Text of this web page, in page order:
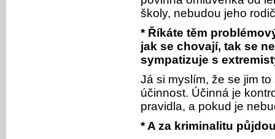
školy, nebudou jeho
* Říkáte těm
jak se chovají, tak se
sympatizuje s
Já si myslím, že se jim
účinnost. Účinná je
pravidla, a pokud je
* A za kriminalitu